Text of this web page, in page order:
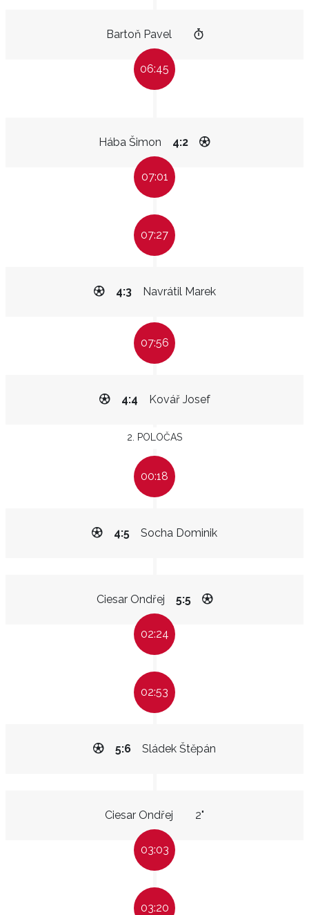
Bartoň Pavel
06:45
Hába Šimon 4:2
07:01
07:27
Navrátil Marek
4:3
07:56
Kovář Josef
4:4
2. POLOČAS
00:18
Socha Dominik
4:5
Ciesar Ondřej 5:5
02:24
02:53
Sládek Štěpán
5:6
Ciesar Ondřej 2"
03:03
03:20